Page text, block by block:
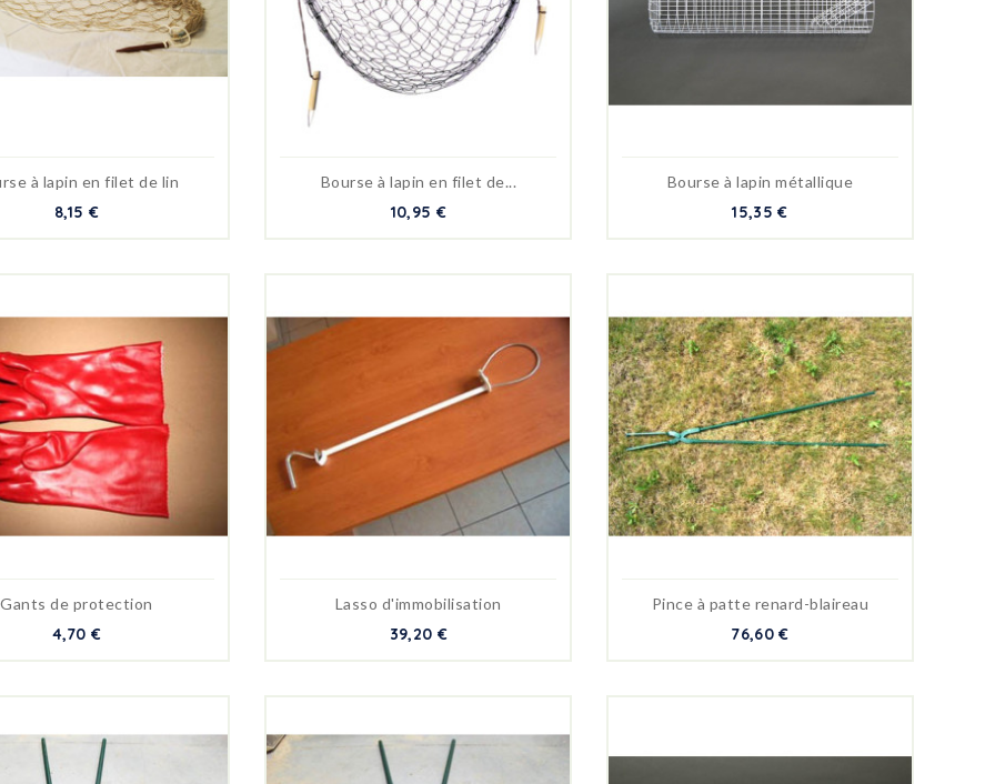
à lapin en filet de lin
8,15 €
Bourse à lapin en filet de...
10,95 €
Bourse à lapin métallique
15,35 €
Gants de protection
4,70 €
Lasso d'immobilisation
39,20 €
Pince à patte renard-blaireau
76,60 €